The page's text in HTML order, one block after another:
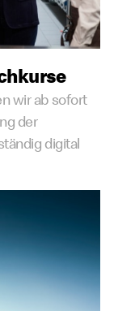
wir ab sofort
der
digital